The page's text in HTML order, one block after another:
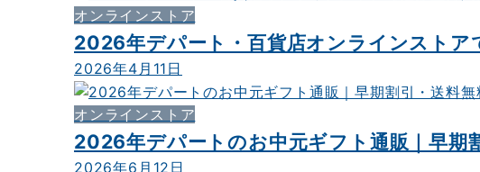
オンラインストア
2026年デパート・百貨店オンラインストア
2026年4月11日
オンラインストア
2026年デパートのお中元ギフト通販｜早期
2026年6月12日